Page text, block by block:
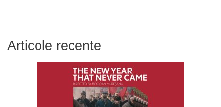
Articole recente